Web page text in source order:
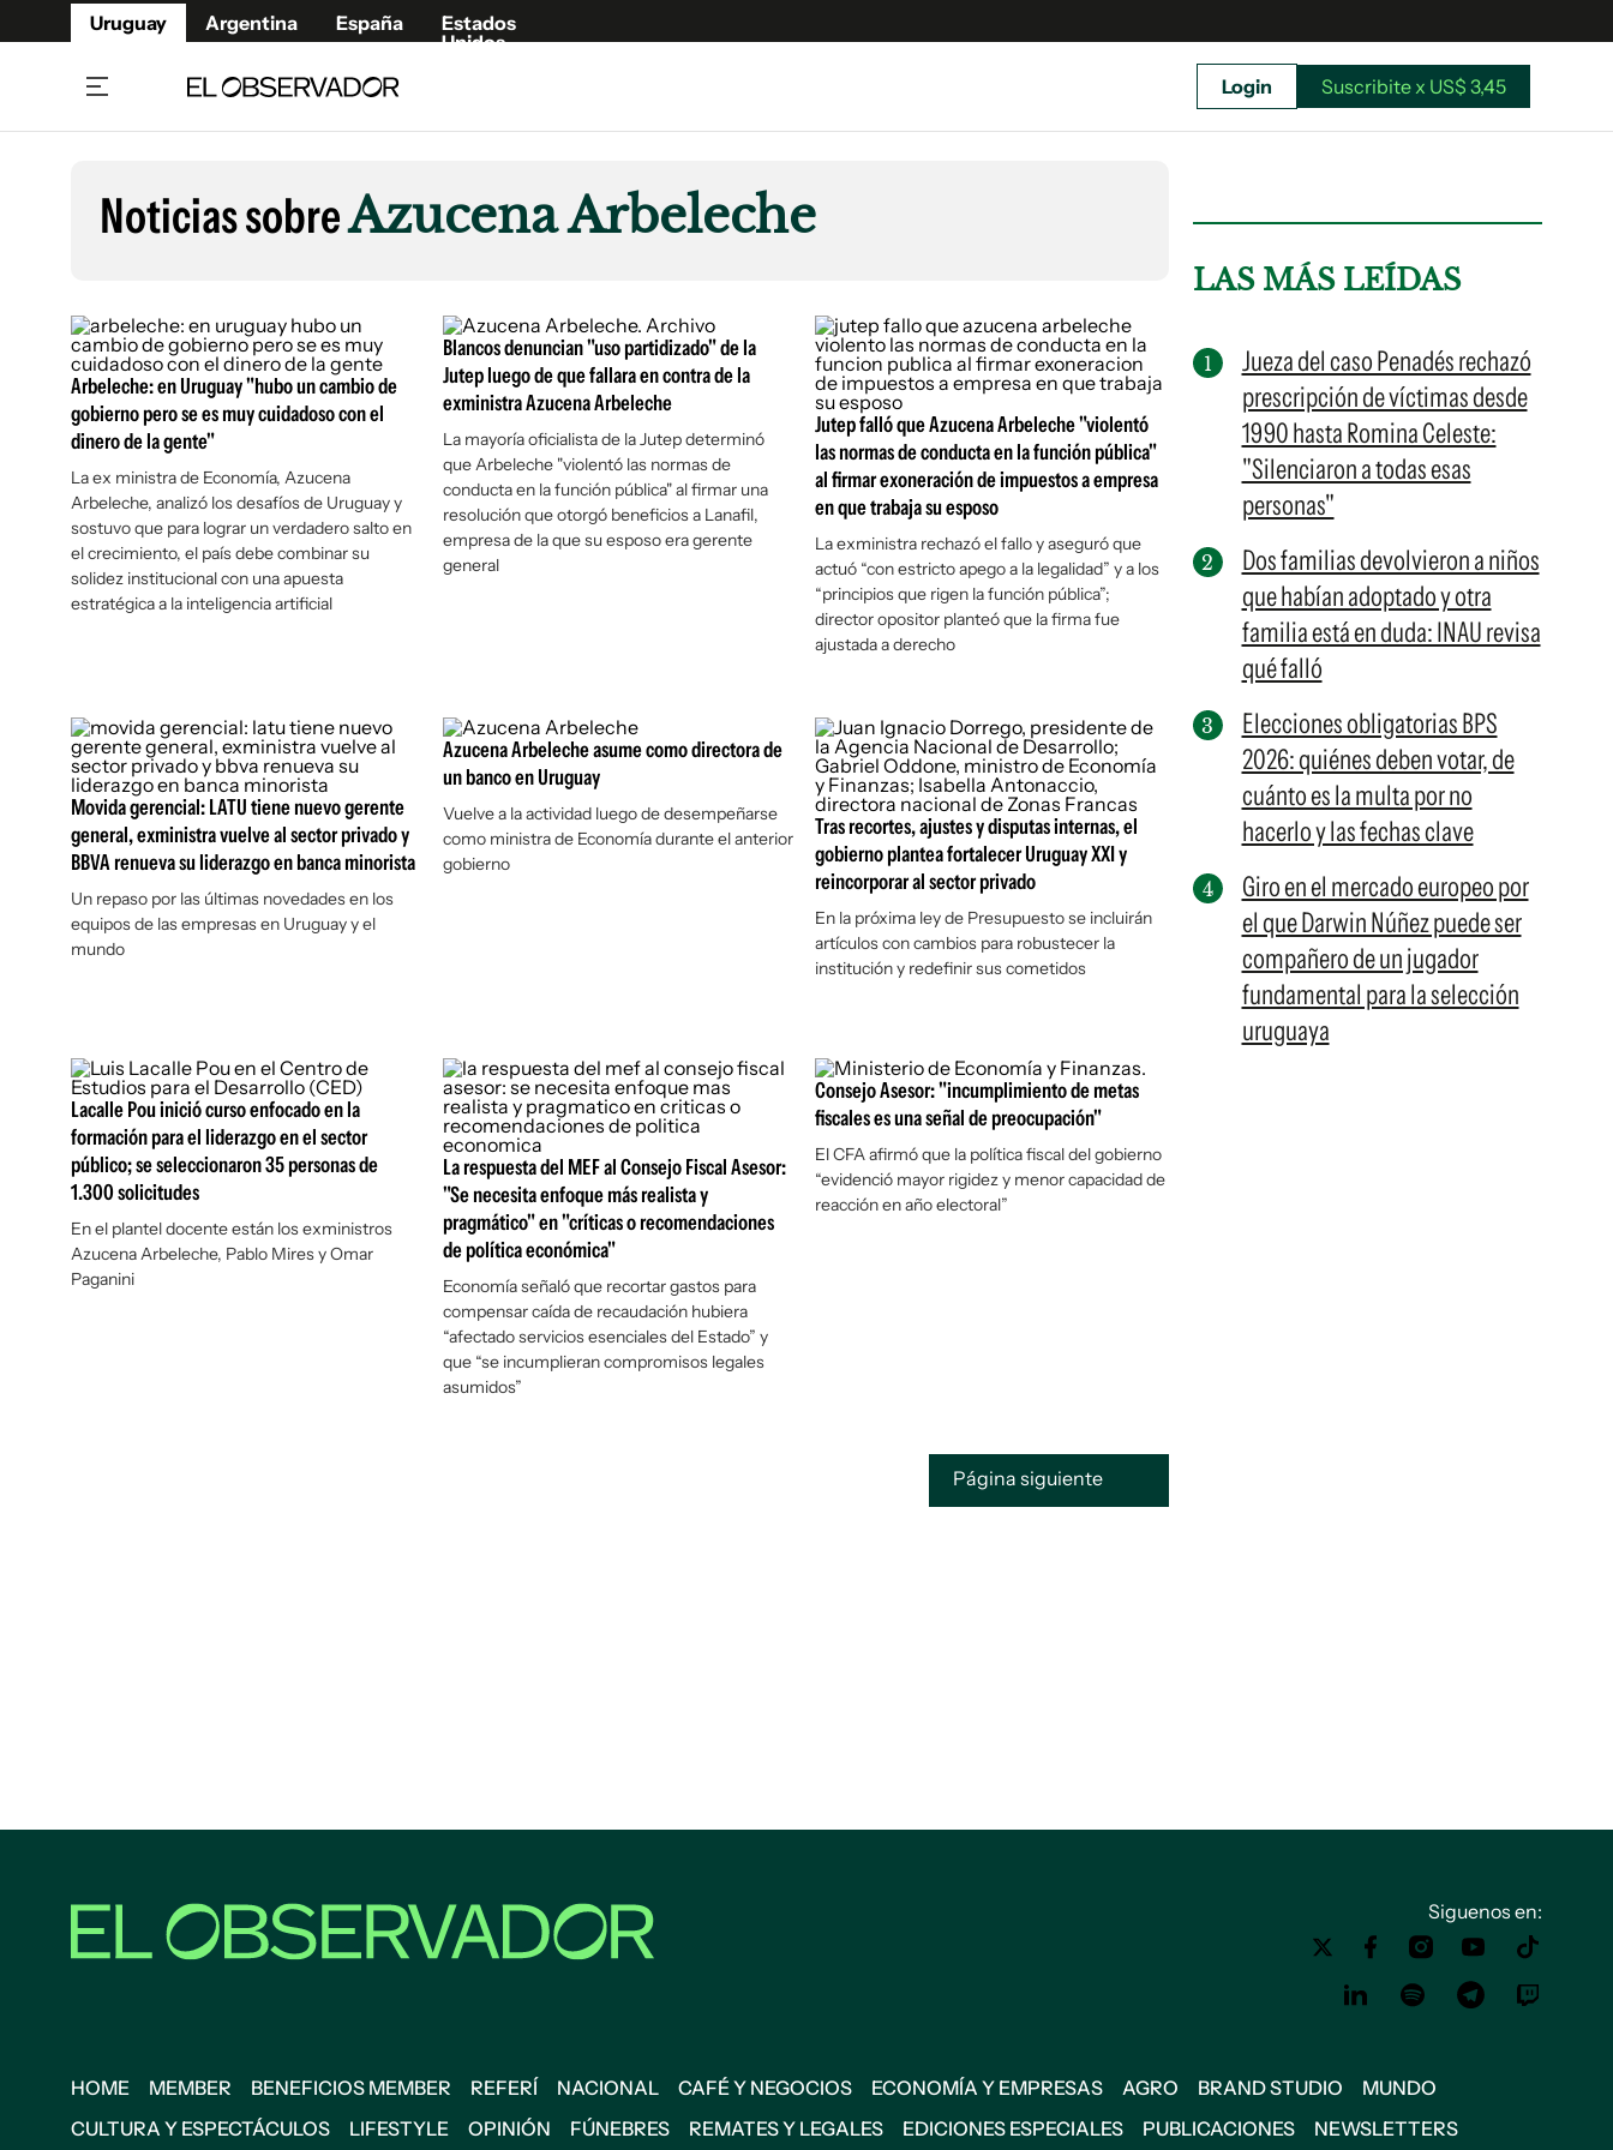
Uruguay Argentina España
Estados
Unidos
Beneficios Member
Café y Negocios
Economía y Empresas
Agro
Brand Studio
Mundo
Cultura y Espectáculos
Fúnebres
Publicaciones
Newsletters
Argentina
España
Estados Unidos
Suscribite x US$ 3,45
Login Suscribite x US$ 3,45
Noticias sobreAzucena Arbeleche
Arbeleche: en Uruguay "hubo un cambio de
gobierno pero se es muy cuidadoso con el
dinero de la gente"
La ex ministra de Economía, Azucena
Arbeleche, analizó los desafíos de Uruguay y
sostuvo que para lograr un verdadero salto en
el crecimiento, el país debe combinar su
solidez institucional con una apuesta
estratégica a la inteligencia artificial
Blancos denuncian "uso partidizado" de la
Jutep luego de que fallara en contra de la
exministra Azucena Arbeleche
La mayoría oficialista de la Jutep determinó
que Arbeleche "violentó las normas de
conducta en la función pública" al firmar una
resolución que otorgó beneficios a Lanafil,
empresa de la que su esposo era gerente
general
Jutep falló que Azucena Arbeleche "violentó
las normas de conducta en la función pública"
al firmar exoneración de impuestos a empresa
en que trabaja su esposo
La exministra rechazó el fallo y aseguró que
actuó “con estricto apego a la legalidad” y a los
“principios que rigen la función pública”;
director opositor planteó que la firma fue
ajustada a derecho
Movida gerencial: LATU tiene nuevo gerente
general, exministra vuelve al sector privado y
BBVA renueva su liderazgo en banca minorista
Un repaso por las últimas novedades en los
equipos de las empresas en Uruguay y el
mundo
Azucena Arbeleche asume como directora de
un banco en Uruguay
Vuelve a la actividad luego de desempeñarse
como ministra de Economía durante el anterior
gobierno
Tras recortes, ajustes y disputas internas, el
gobierno plantea fortalecer Uruguay XXI y
reincorporar al sector privado
En la próxima ley de Presupuesto se incluirán
artículos con cambios para robustecer la
institución y redefinir sus cometidos
Lacalle Pou inició curso enfocado en la
formación para el liderazgo en el sector
público; se seleccionaron 35 personas de
1.300 solicitudes
En el plantel docente están los exministros
Azucena Arbeleche, Pablo Mires y Omar
Paganini
La respuesta del MEF al Consejo Fiscal Asesor:
"Se necesita enfoque más realista y
pragmático" en "críticas o recomendaciones
de política económica"
Economía señaló que recortar gastos para
compensar caída de recaudación hubiera
“afectado servicios esenciales del Estado” y
que “se incumplieran compromisos legales
asumidos”
Consejo Asesor: "incumplimiento de metas
fiscales es una señal de preocupación"
El CFA afirmó que la política fiscaldel gobierno
“evidenció mayor rigidez y menor capacidad de
reacción en año electoral”
Página siguiente
LAS MÁS LEÍDAS
Jueza del caso Penadés rechazó
prescripción de víctimas desde
1990 hasta Romina Celeste:
"Silenciaron a todas esas
personas"
Dos familias devolvieron a niños
que habían adoptado y otra
familia está en duda: INAU revisa
qué falló
Elecciones obligatorias BPS
2026: quiénes deben votar, de
cuánto es la multa por no
hacerlo y las fechas clave
Giro en el mercado europeo por
el que Darwin Núñez puede ser
compañero de un jugador
fundamental para la selección
uruguaya
Siguenos en:
HOME MEMBER BENEFICIOS MEMBER REFERÍ NACIONAL CAFÉ Y NEGOCIOS ECONOMÍA Y EMPRESAS AGRO BRAND STUDIO
MUNDO
CULTURA Y ESPECTÁCULOS
LIFESTYLE OPINIÓN FÚNEBRES REMATES Y LEGALES EDICIONES ESPECIALES PUBLICACIONES NEWSLETTERS